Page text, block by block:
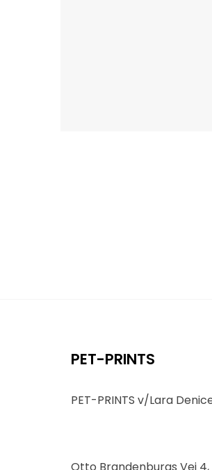
PET-PRINTS
PET-PRINTS v/Lara
Otto Brandenburgs Vej 4,